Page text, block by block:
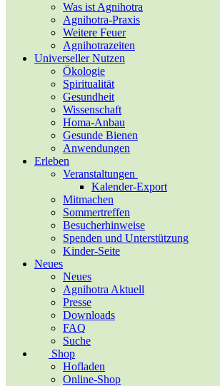
Was ist Agnihotra
Agnihotra-Praxis
Weitere Feuer
Agnihotrazeiten
Universeller Nutzen
Ökologie
Spiritualität
Gesundheit
Wissenschaft
Homa-Anbau
Gesunde Bienen
Anwendungen
Erleben
Veranstaltungen
Kalender-Export
Mitmachen
Sommertreffen
Besucherhinweise
Spenden und Unterstützung
Kinder-Seite
Neues
Neues
Agnihotra Aktuell
Presse
Downloads
FAQ
Suche
Shop
Hofladen
Online-Shop